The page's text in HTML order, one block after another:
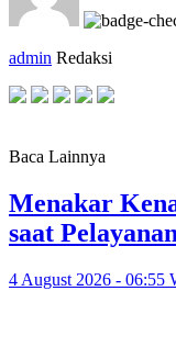
admin Redaksi
Baca Lainnya
Menakar
saat
4 August 2026 - 06:55